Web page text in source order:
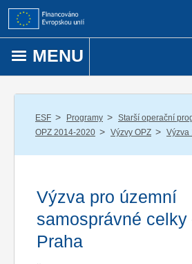
Přejít k obsahu
MENU
ESF / Programy / Starší operační
OPZ 2014-2020 / Výzvy OPZ / Výzva
Výzva pro územní
samosprávné celky
Praha